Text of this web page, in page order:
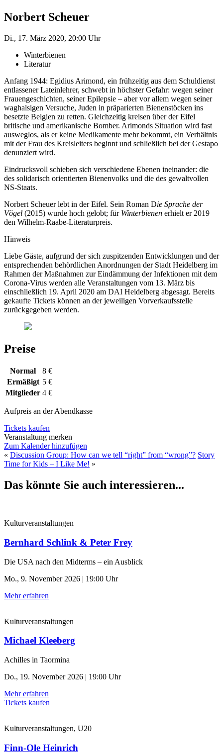
Norbert Scheuer
Di., 17. März 2020, 20:00 Uhr
Winterbienen
Literatur
Anfang 1944: Egidius Arimond, ein frühzeitig aus dem Schuldienst
entlassener Lateinlehrer, schwebt in höchster Gefahr: wegen seiner
Frauengeschichten, seiner Epilepsie – aber vor allem wegen seiner
waghalsigen Versuche, Juden in präparierten Bienenstöcken ins
besetzte Belgien zu retten. Gleichzeitig kreisen über der Eifel
britische und amerikanische Bomber. Arimonds Situation wird fast
ausweglos, als er keine Medikamente mehr bekommt, ein Verhältnis
mit der Frau des Kreisleiters beginnt und schließlich bei der Gestapo
denunziert wird.
Eindrucksvoll schieben sich verschiedene Ebenen ineinander: die
des solidarisch orientierten Bienenvolks und die des gewaltvollen
NS-Staats.
Norbert Scheuer lebt in der Eifel. Sein Roman Die Sprache der
Vögel (2015) wurde hoch gelobt; für Winterbienen erhielt er 2019
den Wilhelm-Raabe-Literaturpreis.
Hinweis
Liebe Gäste, aufgrund der sich zuspitzenden Entwicklungen und der
entsprechenden behördlichen Anordnungen der Stadt Heidelberg im
Rahmen der Maßnahmen zur Eindämmung der Infektionen mit dem
Corona-Virus werden alle Veranstaltungen vom 13. März bis
einschließlich 19. April 2020 am DAI Heidelberg abgesagt. Bereits
gekaufte Tickets können an der jeweiligen Vorverkaufsstelle
zurückgegeben werden.
Preise
Normal
8 €
Ermäßigt 5 €
Mitglieder 4 €
Aufpreis an der Abendkasse
Tickets kaufen
Veranstaltung merken
Zum Kalender hinzufügen
« Discussion Group: How can we tell “right” from “wrong”? Story
Time for Kids – I Like Me! »
Das könnte Sie auch interessieren...
Kulturveranstaltungen
Bernhard Schlink & Peter Frey
Die USA nach den Midterms – ein Ausblick
Mo., 9. November 2026 | 19:00 Uhr
Mehr erfahren
Kulturveranstaltungen
Michael Kleeberg
Achilles in Taormina
Do., 19. November 2026 | 19:00 Uhr
Mehr erfahren
Tickets kaufen
Kulturveranstaltungen, U20
Finn-Ole Heinrich